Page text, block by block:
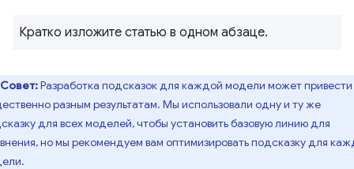
Кратко изложите статью в одном абзаце.
Совет:Разработка подсказок для каждой модели может привести
разным результатам. Мы использовали одну и ту же
для всех моделей, чтобы установить базовую линию для
но мы рекомендуем вам оптимизировать подсказку для